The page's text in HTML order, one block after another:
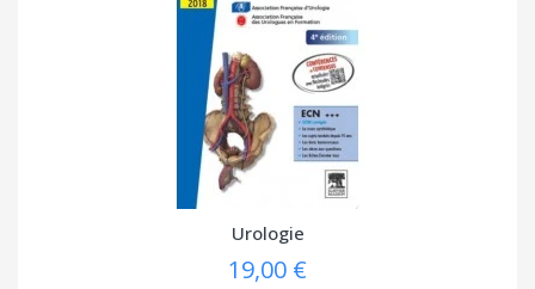
Urologie
19,00 €